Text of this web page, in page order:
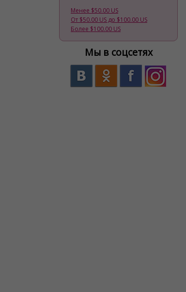
Менее $50.00 US
От $50.00 US до $100.00 US
Более $100.00 US
Мы в соцсетях